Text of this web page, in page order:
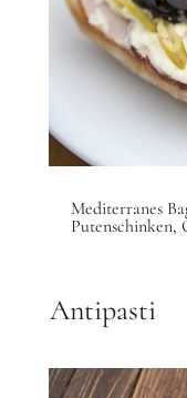
Mediterranes
Putenschinken,
Antipasti